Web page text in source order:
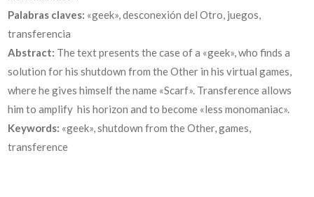
Palabras claves: «geek», desconexión del Otro, juegos,
transferencia
Abstract: The text presents the case of a «geek», who finds a
solution for his shutdown from the Other in his virtual games,
where he gives himself the name «Scarf». Transference allows
him to amplify his horizon and to become «less monomaniac».
Keywords: «geek», shutdown from the Other, games,
transference